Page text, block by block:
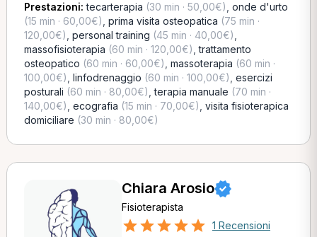
Prestazioni:tecarterapia (30 min · 50,00€) onde d'urto
(15 min · 60,00€) prima visita osteopatica (75 min ·
120,00€) personal training (45 min · 40,00€)
massofisioterapia (60 min · 120,00€) ,trattamento
osteopatico (60 min · 60,00€) massoterapia (60 min ·
100,00€) linfodrenaggio (60 min · 100,00€) esercizi
posturali (60 min · 80,00€) ,terapia manuale (70 min ·
140,00€) ecografia (15 min · 70,00€) visita fisioterapica
domiciliare (30 min · 80,00€)
Chiara Arosio
Fisioterapista
1 Recensioni